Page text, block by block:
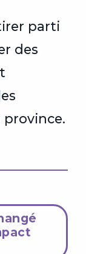
parti
des
province.